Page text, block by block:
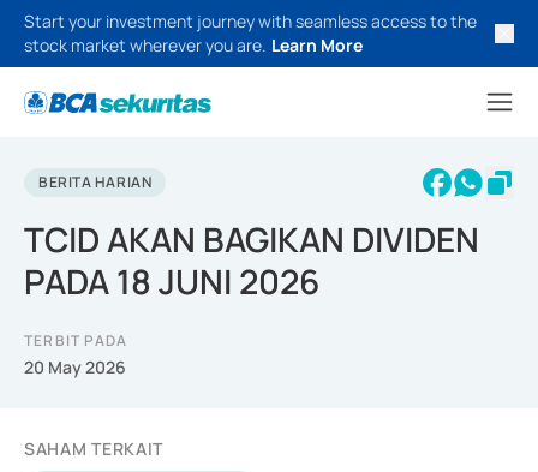
Start your investment journey with seamless access to the
stock market wherever you are. Learn More
BERITA HARIAN
TCID AKAN BAGIKAN DIVIDEN
PADA 18 JUNI 2026
TERBIT PADA
20 May 2026
SAHAM TERKAIT